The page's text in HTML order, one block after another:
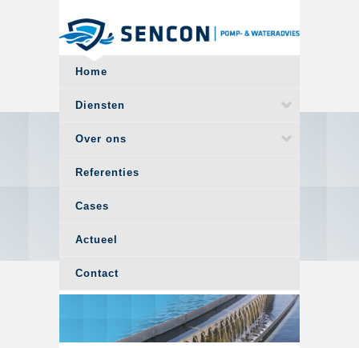
Home
Diensten
Over ons
Referenties
Cases
Actueel
Contact